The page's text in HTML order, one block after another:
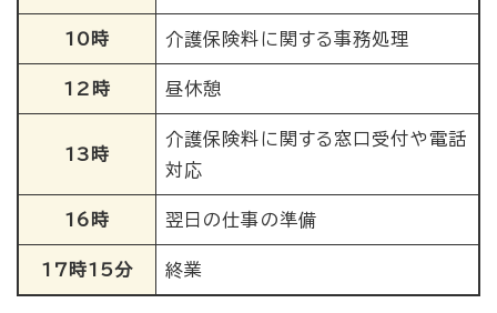
10時 介護保険料に関する事務処理
12時 昼休憩
13時
介護保険料に関する窓口受付や電話
対応
16時 翌日の仕事の準備
17時15分 終業